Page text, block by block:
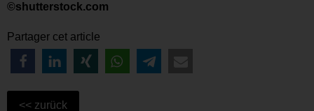
©shutterstock.com
Partager cet article